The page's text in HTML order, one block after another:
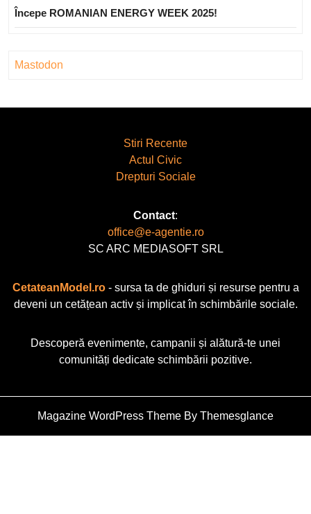
Începe ROMANIAN ENERGY WEEK 2025!
Mastodon
Stiri Recente
Actul Civic
Drepturi Sociale
Contact:
office@e-agentie.ro
SC ARC MEDIASOFT SRL
CetateanModel.ro- sursa ta de ghiduri și resurse pentru a
deveni un cetățean activ și implicat în schimbările sociale.
Descoperă evenimente, campanii și alătură-te unei
comunități dedicate schimbării pozitive.
Magazine WordPress Theme By Themesglance